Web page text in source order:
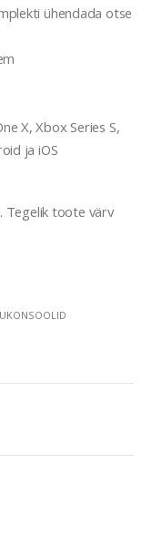
ühendada otse
X, Xbox Series S,
ja iOS
Tegelik toote värv